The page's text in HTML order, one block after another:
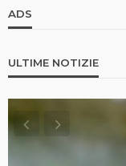
ADS
ULTIME NOTIZIE